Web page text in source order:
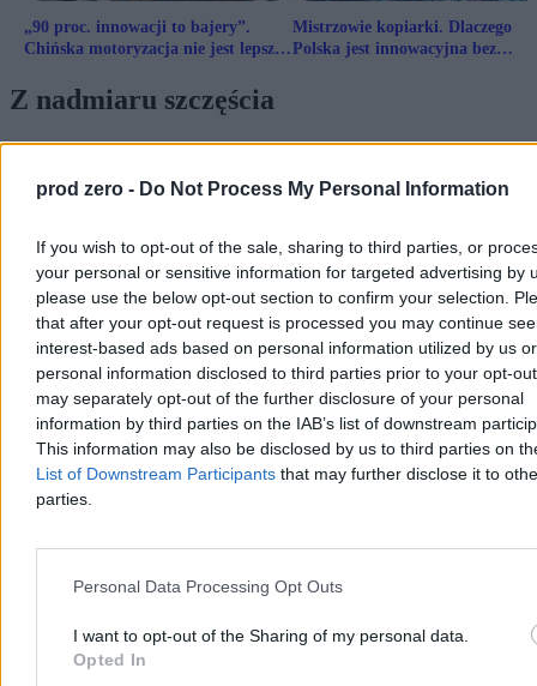
prod zero - Do Not Process My Personal Information
If you wish to opt-out of the sale, sharing to third parties, or
your personal or sensitive information for targeted advertising by
please use the below opt-out section to confirm your selection.
that after your opt-out request is processed you may continue
interest-based ads based on personal information utilized by us or
personal information disclosed to third parties prior to your opt-
may separately opt-out of the further disclosure of your personal
information by third parties on the IAB’s list of downstream
This information may also be disclosed by us to third parties on
List of Downstream Participants that may further disclose it to
parties.
Personal Data Processing Opt Outs
I want to opt-out of the Sharing of my personal data.
Opted In
„90 proc. innowacji to bajery”.
Chińska motoryzacja nie jest lepsza
Mistrzowie kopiarki. Dlaczego
Polska jest innowacyjna bez
Z nadmiaru szczęścia
Gdy jest się na samym szczycie ekonomicznego powodzenia, żeby
wiecznie, wyhodować groźnych konkurentów i zając się odległą
Reklama
Reklama